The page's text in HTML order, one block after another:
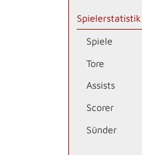
Spielerstatistik
Spiele
Tore
Assists
Scorer
Sünder